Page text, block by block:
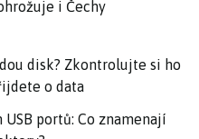
i Čechy
disk? Zkontrolujte si ho
o data
portů: Co znamenají